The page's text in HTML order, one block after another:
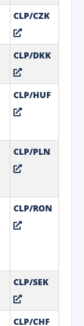
CLP/CZK
CLP/DKK
CLP/HUF
CLP/PLN
CLP/RON
CLP/SEK
CLP/CHF